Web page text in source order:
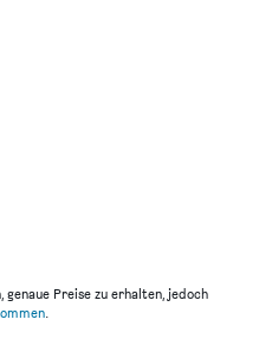
Preise zu erhalten, jedoch
.